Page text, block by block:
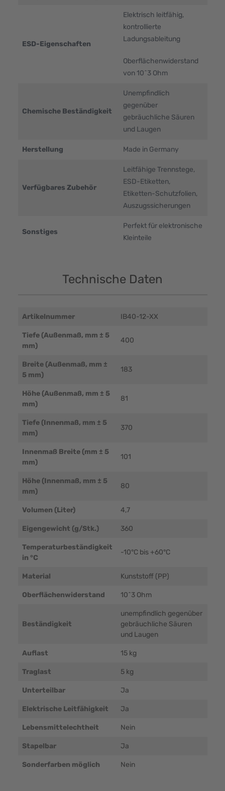
ESD-Eigenschaften
Elektrisch leitfähig,
kontrollierte
Ladungsableitung
Oberflächenwiderstand
von 10^3 Ohm
Chemische Beständigkeit
Unempfindlich
gegenüber
gebräuchliche Säuren
und Laugen
Herstellung Made in Germany
Verfügbares Zubehör
Leitfähige Trennstege,
ESD-Etiketten,
Etiketten-Schutzfolien,
Auszugssicherungen
Sonstiges
Perfekt für elektronische
Kleinteile
Technische Daten
Artikelnummer IB40-12-XX
Tiefe (Außenmaß, mm ± 5
mm)
400
Breite (Außenmaß, mm ±
5 mm)
183
Höhe (Außenmaß, mm ± 5
mm)
81
Tiefe (Innenmaß, mm ± 5
mm)
370
Innenmaß Breite (mm ± 5
mm)
101
Höhe (Innenmaß, mm ± 5
mm)
80
Volumen (Liter) 4,7
Eigengewicht (g/Stk.) 360
Temperaturbeständigkeit
in °C
-10°C bis +60°C
Material Kunststoff (PP)
Oberflächenwiderstand 10^3 Ohm
Beständigkeit
unempfindlich gegenüber
gebräuchliche Säuren
und Laugen
Auflast 15 kg
Traglast 5 kg
Unterteilbar Ja
Elektrische Leitfähigkeit Ja
Lebensmittelechtheit Nein
Stapelbar Ja
Sonderfarben möglich Nein